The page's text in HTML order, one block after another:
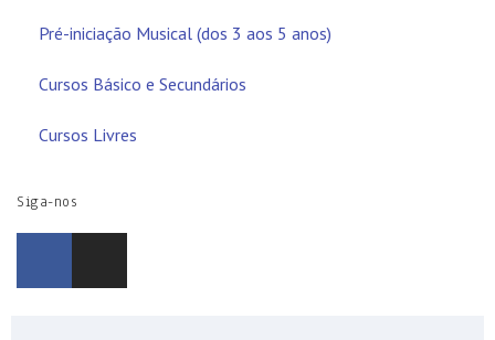
Pré-iniciação Musical (dos 3 aos 5 anos)
Cursos Básico e Secundários
Cursos Livres
Siga-nos